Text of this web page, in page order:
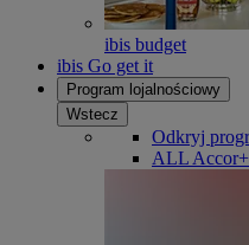
ibis budget
ibis Go get it
Program lojalnościowy
Wstecz
Odkryj
ALL